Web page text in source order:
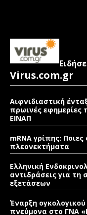
Virus.com.gr
Αιφνιδιαστική
πρωινές εφημερίες
ΕΙΝΑΠ
mRNA γρίπης:
πλεονεκτήματα
Ελληνική
αντιδράσεις για
εξετάσεων
Έναρξη
πνεύμονα στο ΓΝΑ